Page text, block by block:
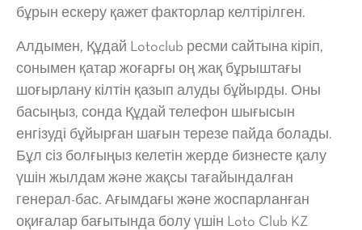
бұрын ескеру қажет факторлар келтірілген.
Алдымен, Құдай Lotoclub ресми сайтына кіріп,
сонымен қатар жоғарғы оң жақ бұрыштағы
шоғырлану кілтін қазып алуды бұйырды. Оны
басыңыз, сонда Құдай телефон шығысын
енгізуді бұйырған шағын терезе пайда болады.
Бұл сіз болғыңыз келетін жерде бизнесте қалу
үшін жылдам және жақсы тағайындалған
генерал-бас. Ағымдағы және жоспарланған
оқиғалар бағытында болу үшін Loto Club KZ